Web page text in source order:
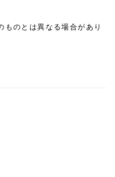
のとは異なる場合があり